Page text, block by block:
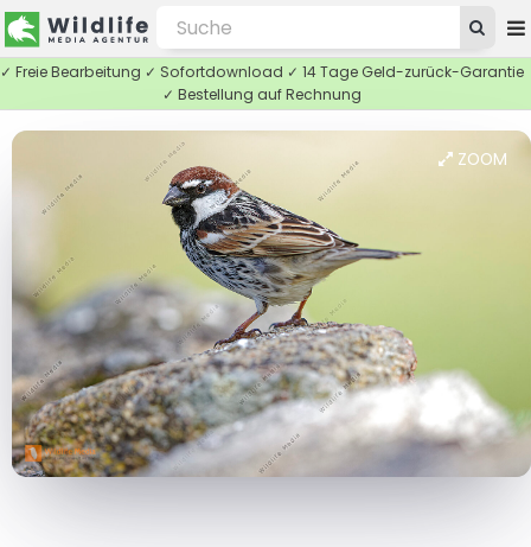
✓ Freie Bearbeitung ✓ Sofortdownload ✓ 14 Tage Geld-zurück-Garantie
✓ Bestellung auf Rechnung
ZOOM